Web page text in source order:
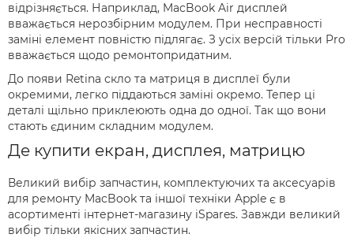
відрізняється. Наприклад, MacBook Air дисплей
вважається нерозбірним модулем. При несправності
заміні елемент повністю підлягає. З усіх версій тільки Pro
вважається щодо ремонтопридатним.
До появи Retina скло та матриця в дисплеї були
окремими, легко піддаються заміні окремо. Тепер ці
деталі щільно приклеюють одна до одної. Так що вони
стають єдиним складним модулем.
Де купити екран, дисплея, матрицю
Великий вибір запчастин, комплектуючих та аксесуарів
для ремонту MacBook та іншої техніки Apple є в
асортименті інтернет-магазину iSpares. Завжди великий
вибір тільки якісних запчастин.